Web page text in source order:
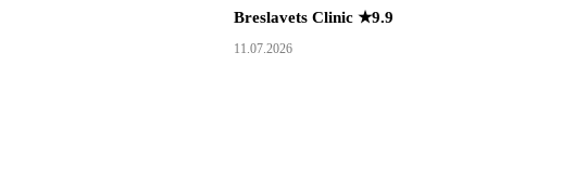
Breslavets Clinic ★9.9
11.07.2026